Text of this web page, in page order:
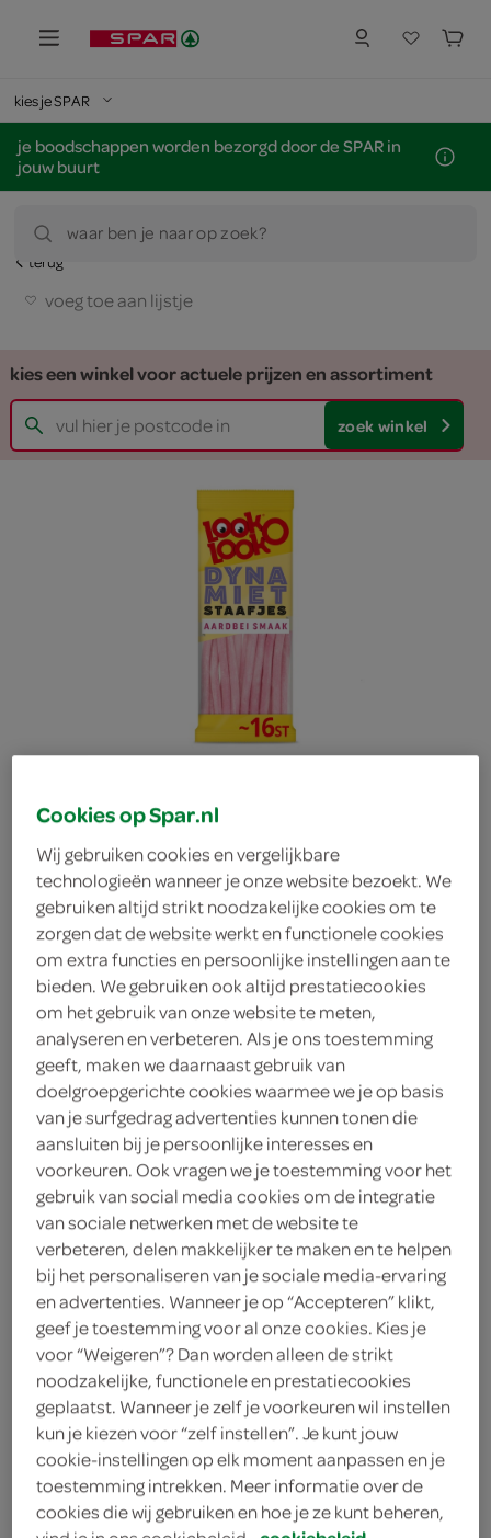
kies je SPAR
je boodschappen worden bezorgd door de SPAR in
jouw buurt
waar ben je naar op zoek?
terug
voeg toe aan lijstje
kies een winkel voor actuele prijzen en assortiment
zoek winkel
Look-O-Look
dynamietstaafje
Look-O-Look
2.
45
110 Gram
Let op: aanbiedingen zijn niet zichtbaar bij de
producten, maar worden wél automatisch
verwerkt in de winkelmand.
je geniet van een knapperig snoepstaafje met zachte
aardbeikern, ideaal om te delen en perfect voor een
zoete trek
aardbeismaak
ongeveer 16 lekkere dynamietstaafjes in een
Cookies op Spar.nl
Wij gebruiken cookies en vergelijkbare
technologieën wanneer je onze website bezoekt. We
gebruiken altijd strikt noodzakelijke cookies om te
zorgen dat de website werkt en functionele cookies
om extra functies en persoonlijke instellingen aan te
bieden. We gebruiken ook altijd prestatiecookies
om het gebruik van onze website te meten,
analyseren en verbeteren. Als je ons toestemming
geeft, maken we daarnaast gebruik van
doelgroepgerichte cookies waarmee we je op basis
van je surfgedrag advertenties kunnen tonen die
aansluiten bij je persoonlijke interesses en
voorkeuren. Ook vragen we je toestemming voor het
gebruik van social media cookies om de integratie
van sociale netwerken met de website te
verbeteren, delen makkelijker te maken en te helpen
bij het personaliseren van je sociale media-ervaring
en advertenties. Wanneer je op “Accepteren” klikt,
geef je toestemming voor al onze cookies. Kies je
voor “Weigeren”? Dan worden alleen de strikt
noodzakelijke, functionele en prestatiecookies
geplaatst. Wanneer je zelf je voorkeuren wil instellen
kun je kiezen voor “zelf instellen”. Je kunt jouw
cookie-instellingen op elk moment aanpassen en je
toestemming intrekken. Meer informatie over de
cookies die wij gebruiken en hoe je ze kunt beheren,